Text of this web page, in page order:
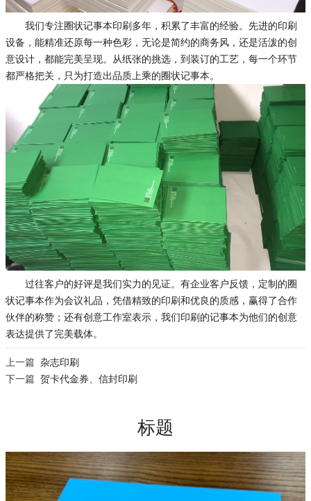
我们专注圈状记事本印刷多年，积累了丰富的经验。先进的印刷
设备，能精准还原每一种色彩，无论是简约的商务风，还是活泼的创
意设计，都能完美呈现。从纸张的挑选，到装订的工艺，每一个环节
都严格把关，只为打造出品质上乘的圈状记事本。
过往客户的好评是我们实力的见证。有企业客户反馈，定制的圈
状记事本作为会议礼品，凭借精致的印刷和优良的质感，赢得了合作
伙伴的称赞；还有创意工作室表示，我们印刷的记事本为他们的创意
表达提供了完美载体。
上一篇 杂志印刷
下一篇 贺卡代金券、信封印刷
标题